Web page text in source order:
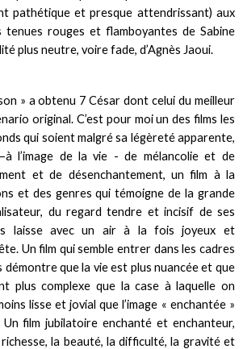
pathétique et presque attendrissant) aux
tenues rouges et flamboyantes de Sabine
plus neutre, voire fade, d’Agnès Jaoui.
» a obtenu 7 César dont celui du meilleur
original. C’est pour moi un des films les
qui soient malgré sa légèreté apparente,
l’image de la vie - de mélancolie et de
et de désenchantement, un film à la
et des genres qui témoigne de la grande
du regard tendre et incisif de ses
laisse avec un air à la fois joyeux et
Un film qui semble entrer dans les cadres
que la vie est plus nuancée et que
plus complexe que la case à laquelle on
lisse et jovial que l’image « enchantée »
Un film jubilatoire enchanté et enchanteur,
la beauté, la difficulté, la gravité et